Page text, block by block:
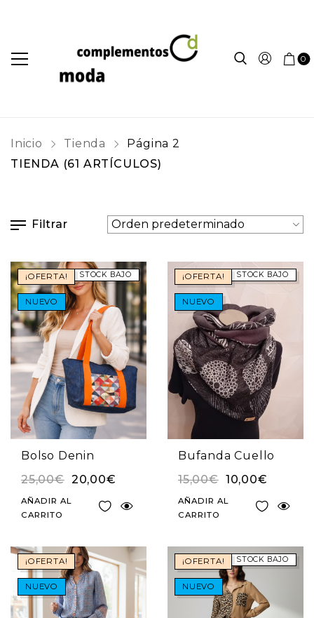
0
Inicio Tienda
Página 2
TIENDA (61 ARTÍCULOS)
Filtrar
¡OFERTA! STOCK BAJO
NUEVO
Bolso Denin
25,00€ 20,00€
AÑADIR AL
CARRITO
¡OFERTA! STOCK BAJO
NUEVO
Bufanda Cuello
15,00€ 10,00€
AÑADIR AL
CARRITO
¡OFERTA!
NUEVO
¡OFERTA! STOCK BAJO
NUEVO